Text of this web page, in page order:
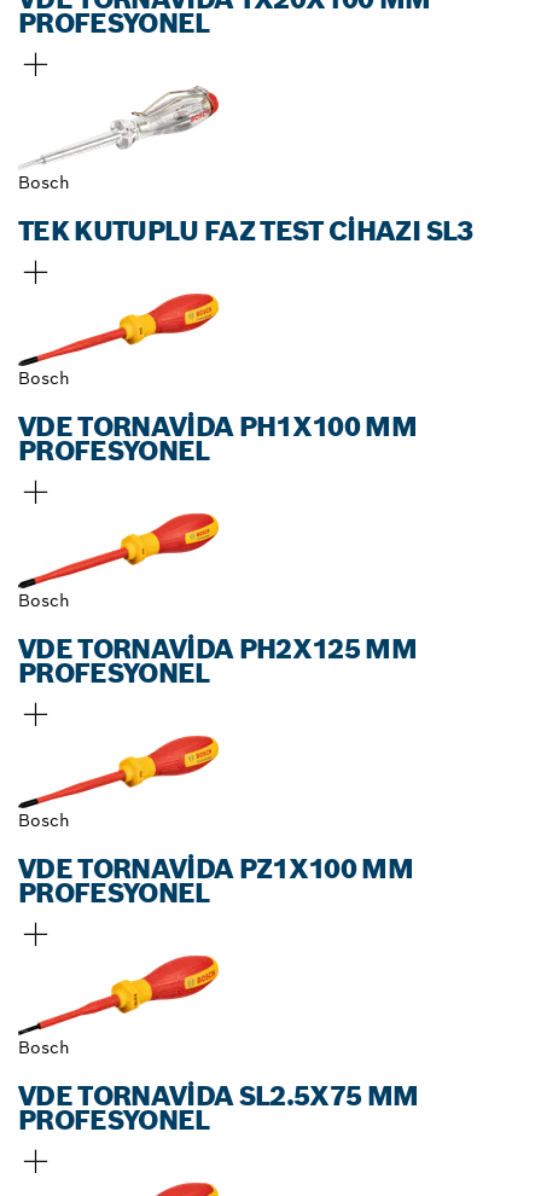
PROFESYONEL
Bosch
TEK KUTUPLU FAZ TEST CIHAZI SL3
Bosch
VDE TORNAVIDA PH1X100 MM
PROFESYONEL
Bosch
VDE TORNAVIDA PH2X125 MM
PROFESYONEL
Bosch
VDE TORNAVIDA PZ1X100 MM
PROFESYONEL
Bosch
VDE TORNAVIDA SL2.5X75 MM
PROFESYONEL